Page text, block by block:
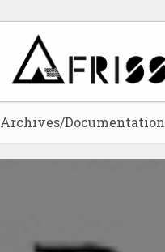
Archives/Documentation